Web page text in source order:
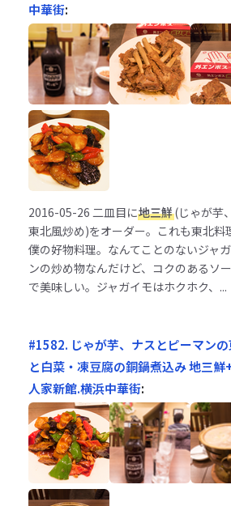
中華街:
2016-05-26 二皿目に地三鮮(じゃが芋
東北風炒め)をオーダー。これも東北料
僕の好物料理。なんてことのないジャ
ンの炒め物なんだけど、コクのあるソ
で美味しい。ジャガイモはホクホク、...
#1582. じゃが芋、ナスとピーマン
と白菜・凍豆腐の銅鍋煮込み 地三
人家新館.横浜中華街: